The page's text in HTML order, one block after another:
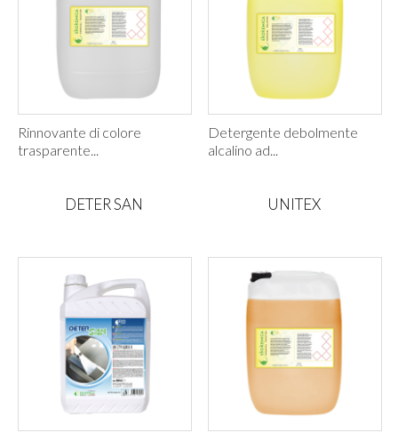
Rinnovante di colore
trasparente...
Detergente debolmente
alcalino ad...
DETER SAN UNITEX